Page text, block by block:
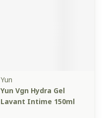
Yun
Yun Vgn Hydra Gel
Lavant Intime 150ml